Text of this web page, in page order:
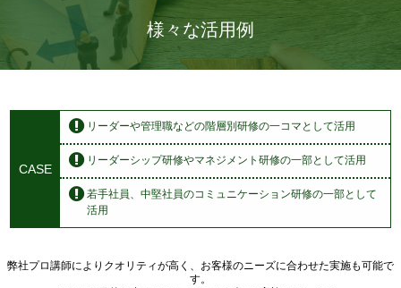
様々な活用例
CASE
リーダーや管理職などの階層別研修の一コマとして活用
リーダーシップ研修やマネジメント研修の一部として活用
若手社員、中堅社員のコミュニケーション研修の一部として
活用
弊社プロ講師によりクオリティが高く、お客様のニーズに合わせた実施も可能で
す。